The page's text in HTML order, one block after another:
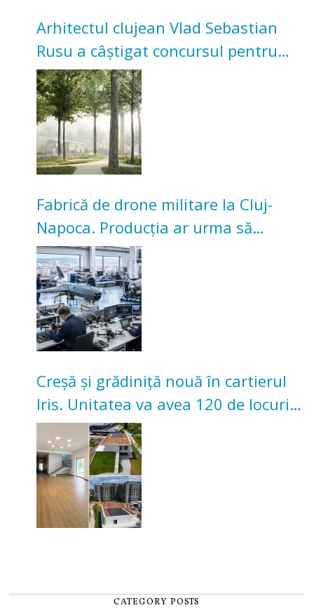
Arhitectul clujean Vlad Sebastian
Rusu a câștigat concursul pentru
transformarea Grădinii Casei
Universitarilor
Fabrică de drone militare la Cluj-
Napoca. Producția ar urma să
înceapă în toamna acestui an
Creșă și grădiniță nouă în cartierul
Iris. Unitatea va avea 120 de locuri
pentru copii
CATEGORY POSTS